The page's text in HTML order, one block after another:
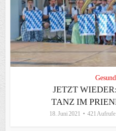
JETZT
TANZ IM
18. Juni 2021 421 Aufrufe